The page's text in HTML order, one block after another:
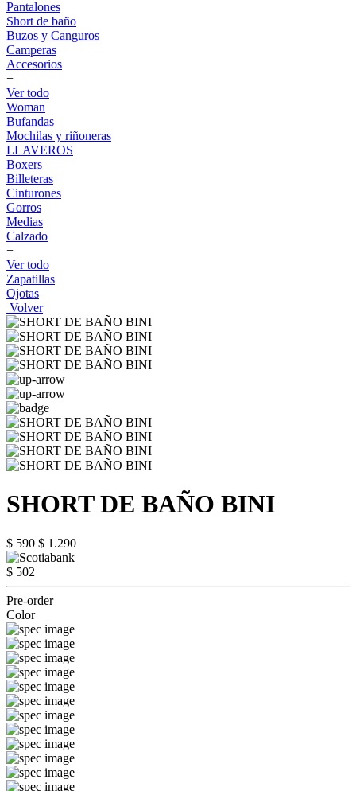
Pantalones
Short de baño
Buzos y Canguros
Camperas
Accesorios
+
Ver todo
Woman
Bufandas
Mochilas y riñoneras
LLAVEROS
Boxers
Billeteras
Cinturones
Gorros
Medias
Calzado
+
Ver todo
Zapatillas
Ojotas
Volver
SHORT DE BAÑO BINI
$ 590 $ 1.290
$ 502
Pre-order
Color